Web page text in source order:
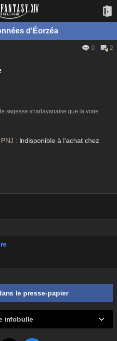
d'Éorzéa
0
2
sagesse sharlayanaise que la vraie
: Indisponible à l'achat chez
le presse-papier
infobulle